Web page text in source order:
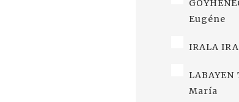
Eugéne
IRALA
María